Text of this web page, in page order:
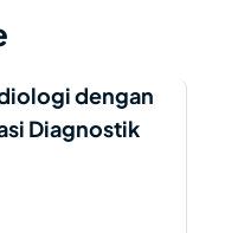
dengan
Diagnostik